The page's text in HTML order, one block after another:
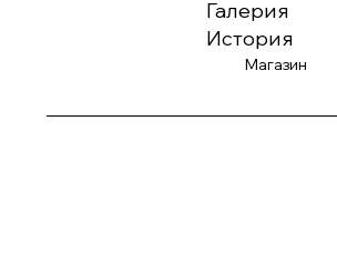
Галерия
История
Магазин